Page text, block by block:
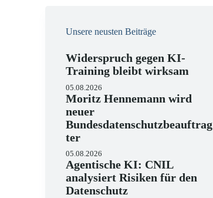
Unsere neusten Beiträge
Widerspruch gegen KI-
Training bleibt wirksam
05.08.2026
Moritz Hennemann wird
neuer
Bundesdatenschutzbeauftrag
ter
05.08.2026
Agentische KI: CNIL
analysiert Risiken für den
Datenschutz